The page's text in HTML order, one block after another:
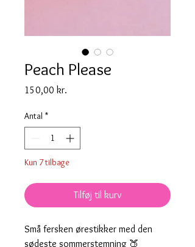
Peach Please
150,00 kr.
Antal *
Kun 7 tilbage
Tilføj til kurv
Små fersken ørestikker med den
sødeste sommerstemning 🍑